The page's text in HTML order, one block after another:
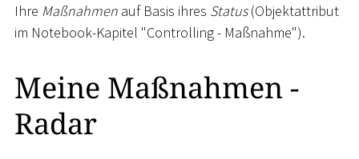
Ihre Maßnahmen auf Basis ihres Status(Objektattribut
im Notebook-Kapitel "Controlling - Maßnahme").
Meine Maßnahmen -
Radar